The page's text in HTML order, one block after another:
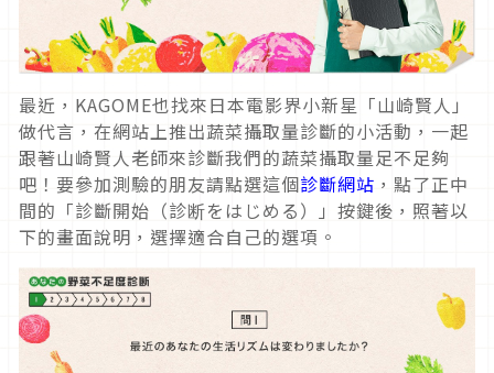
最近，KAGOME也找來日本電影界小新星「山崎賢人」
做代言，在網站上推出蔬菜攝取量診斷的小活動，一起
跟著山崎賢人老師來診斷我們的蔬菜攝取量足不足夠
吧！要參加測驗的朋友請點選這個診斷網站 ，點了正中
間的「診斷開始（診断をはじめる）」按鍵後，照著以
下的畫面說明，選擇適合自己的選項。